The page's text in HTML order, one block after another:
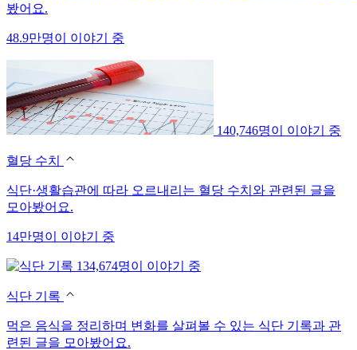
봤어요.
48.9만명이 이야기 중
140,746명이 이야기 중
혈당 수치
식단·생활습관에 따라 오르내리는 혈당 수치와 관련된 글을
모아봤어요.
14만명이 이야기 중
134,674명이 이야기 중
식단 기록
먹은 음식을 정리하며 변화를 살펴볼 수 있는 식단 기록과 관
련된 글을 모아봤어요.